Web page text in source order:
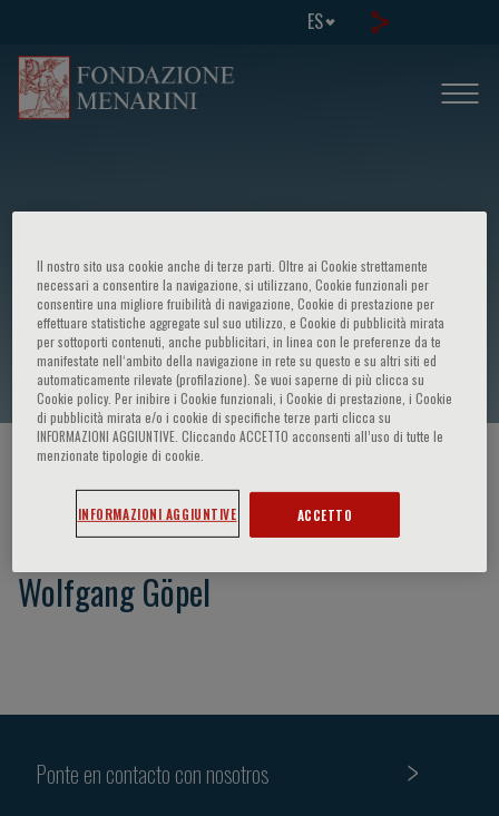
ES
Wolfgang Göpel
HOME PAGE / CURSOS Y EVENTOS
Wolfgang Göpel
Ponte en contacto con nosotros
Il nostro sito usa cookie anche di terze parti. Oltre ai Cookie strettamente
necessari a consentire la navigazione, si utilizzano, Cookie funzionali per
consentire una migliore fruibilità di navigazione, Cookie di prestazione per
effettuare statistiche aggregate sul suo utilizzo, e Cookie di pubblicità mirata
per sottoporti contenuti, anche pubblicitari, in linea con le preferenze da te
manifestate nell‘ambito della navigazione in rete su questo e su altri siti ed
automaticamente rilevate (profilazione). Se vuoi saperne di più clicca su
Cookie policy. Per inibire i Cookie funzionali, i Cookie di prestazione, i Cookie
di pubblicità mirata e/o i cookie di specifiche terze parti clicca su
INFORMAZIONI AGGIUNTIVE. Cliccando ACCETTO acconsenti all’uso di tutte le
menzionate tipologie di cookie.
INFORMAZIONI AGGIUNTIVE ACCETTO